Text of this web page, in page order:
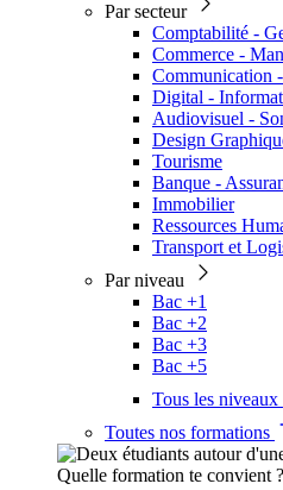
Par secteur
Comptabilité -
Commerce -
Communication
Digital -
Audiovisuel -
Design
Tourisme
Banque -
Immobilier
Ressources
Transport et
Par niveau
Bac +1
Bac +2
Bac +3
Bac +5
Tous les niveaux
Toutes nos formations
Quelle formation te convient ?